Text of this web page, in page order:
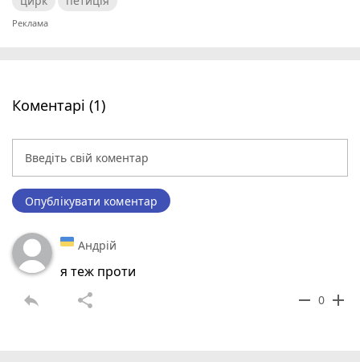
Коментарі (1)
Опублікувати коментар
Андрій
я теж проти
reply share remove 0 add